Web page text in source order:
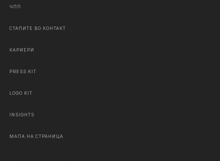
ЧПП
СТАПИТЕ ВО КОНТАКТ
КАРИЕРИ
PRESS KIT
LOGO KIT
INSIGHTS
МАПА НА СТРАНИЦА